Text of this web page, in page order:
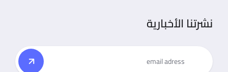
نشرتنا الأخبارية